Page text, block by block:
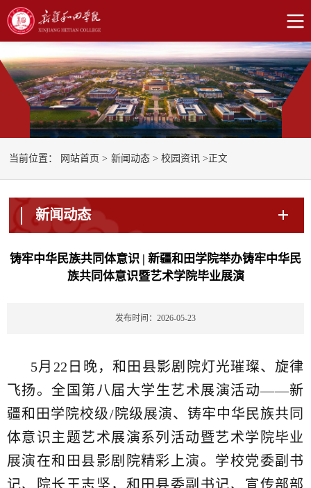
当前位置： 网站首页 > 新闻动态 > 校园资讯 >正文
新闻动态
铸牢中华民族共同体意识 | 新疆和田学院举办铸牢中华民
族共同体意识暨艺术学院毕业展演
发布时间：2026-05-23
5月22日晚，和田县影剧院灯光璀璨、旋律
飞扬。全国第八届大学生艺术展演活动——新
疆和田学院校级/院级展演、铸牢中华民族共同
体意识主题艺术展演系列活动暨艺术学院毕业
展演在和田县影剧院精彩上演。学校党委副书
记、院长王志坚，和田县委副书记、宣传部部